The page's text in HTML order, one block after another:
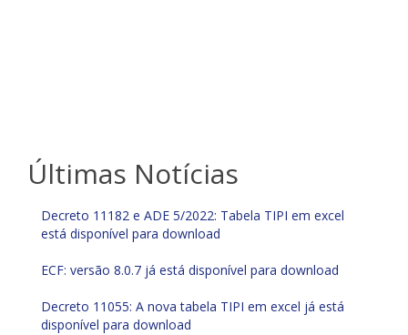
Últimas Notícias
Decreto 11182 e ADE 5/2022: Tabela TIPI em excel
está disponível para download
ECF: versão 8.0.7 já está disponível para download
Decreto 11055: A nova tabela TIPI em excel já está
disponível para download